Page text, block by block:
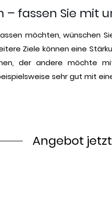
fassen Sie mit
möchten, wünschen
Ziele können eine
der andere möchte
sehr gut mit
Angebot